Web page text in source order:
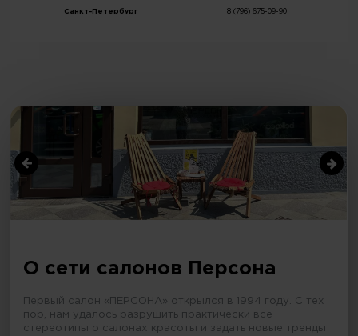
Санкт-Петербург 8 (796) 675-09-90
О сети салонов Персона
Первый салон «ПЕРСОНА» открылся в 1994 году. С тех
пор, нам удалось разрушить практически все
стереотипы о салонах красоты и задать новые тренды